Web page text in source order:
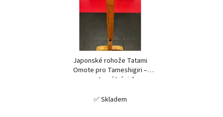
Japonské rohože Tatami
Omote pro Tameshigiri –
sportovní trénink
✅ Skladem